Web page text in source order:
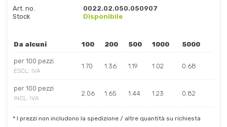
Art. no.
0022.02.050.050907
Stock
Disponibile
Da alcuni 100 200 500 1000 5000
per 100 pezzi
ESCL. IVA
1.70 1.36 1.19 1.02 0.68
per 100 pezzi
INCL. IVA
2.06 1.65 1.44 1.23 0.82
* I prezzi non includono la spedizione / altre quantità su richiesta